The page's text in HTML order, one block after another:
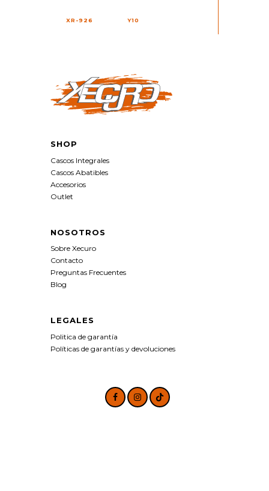
XR-926 Y10
SHOP
Cascos Integrales
Cascos Abatibles
Accesorios
Outlet
NOSOTROS
Sobre Xecuro
Contacto
Preguntas Frecuentes
Blog
LEGALES
Politica de garantía
Políticas de garantías y devoluciones